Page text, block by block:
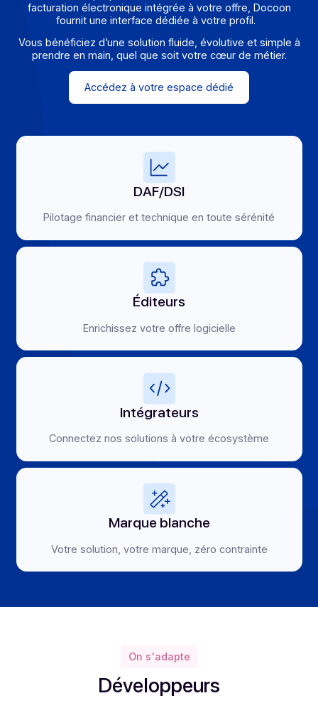
Notre proposition
L’outil qui s’adapte,pas
Nos solutions s’ajustent aux rôles,
responsabilités et métiers de chaque
utilisateur.
Que vous soyez en charge de la direction financière,
l’intégration technique, de l’édition logicielle ou que
souhaitiez proposer à vos clients une solution de
facturation électronique intégrée à votre offre,
fournit une interface dédiée à votre profil.
Vous bénéficiez d’une solution fluide, évolutive et
prendre en main, quel que soit votre cœur de métier.
Accédez à votre espace dédié
DAF/DSI
Pilotage financier ettechnique en toute sérénité
Éditeurs
Enrichissez votre offre
Connectez nos solutions à